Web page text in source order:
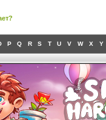
P Q R S T U V W X Y